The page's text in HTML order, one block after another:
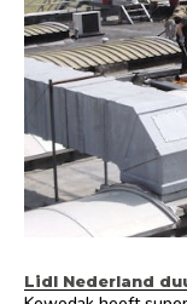
Lidl Nederland